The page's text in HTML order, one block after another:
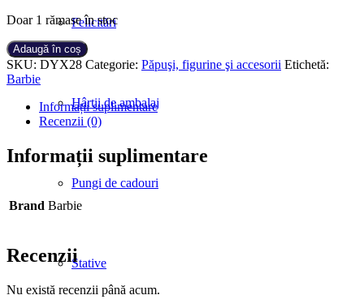
Felicitări
Hârtii de ambalaj
Pungi de cadouri
Stative
Doar 1 rămase în stoc
Cantitate
Barbie:
Dreamtopia
Printesa
muzicala
Adaugă în coș
SKU: DYX28 Categorie: Păpuşi, figurine şi accesorii Etichetă:
Barbie
Informații suplimentare
Recenzii (0)
Informații suplimentare
Brand Barbie
Recenzii
Nu există recenzii până acum.